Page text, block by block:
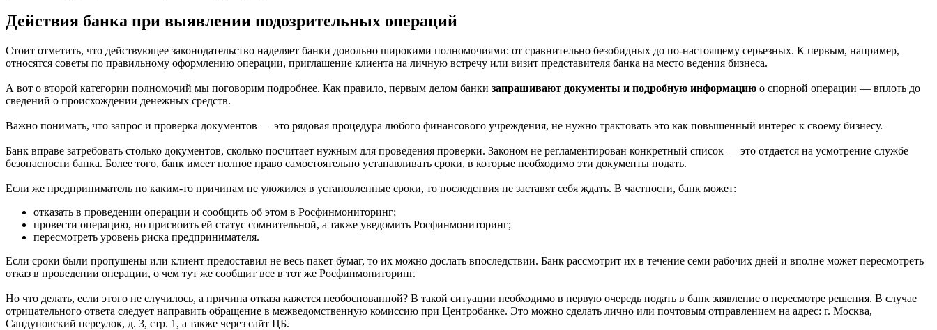
Действия банка при выявлении подозрительных операций
Стоит отметить, что действующее законодательство наделяет банки довольно широкими полномочиями: от сравнительно безобидных до по-настоящему серьезных. К первым, например,
относятся советы по правильному оформлению операции, приглашение клиента на личную встречу или визит представителя банка на место ведения бизнеса.
А вот о второй категории полномочий мы поговорим подробнее. Как правило, первым делом банки запрашивают документы и подробную информацию о спорной операции — вплоть до
сведений о происхождении денежных средств.
Важно понимать, что запрос и проверка документов — это рядовая процедура любого финансового учреждения, не нужно трактовать это как повышенный интерес к своему бизнесу.
Банк вправе затребовать столько документов, сколько посчитает нужным для проведения проверки. Законом не регламентирован конкретный список — это отдается на усмотрение службе
безопасности банка. Более того, банк имеет полное право самостоятельно устанавливать сроки, в которые необходимо эти документы подать.
Если же предприниматель по каким-то причинам не уложился в установленные сроки, то последствия не заставят себя ждать. В частности, банк может:
отказать в проведении операции и сообщить об этом в Росфинмониторинг;
провести операцию, но присвоить ей статус сомнительной, а также уведомить Росфинмониторинг;
пересмотреть уровень риска предпринимателя.
Если сроки были пропущены или клиент предоставил не весь пакет бумаг, то их можно дослать впоследствии. Банк рассмотрит их в течение семи рабочих дней и вполне может пересмотреть
отказ в проведении операции, о чем тут же сообщит все в тот же Росфинмониторинг.
Но что делать, если этого не случилось, а причина отказа кажется необоснованной? В такой ситуации необходимо в первую очередь подать в банк заявление о пересмотре решения. В случае
отрицательного ответа следует направить обращение в межведомственную комиссию при Центробанке. Это можно сделать лично или почтовым отправлением на адрес: г. Москва,
Сандуновский переулок, д. 3, стр. 1, а также через сайт ЦБ.